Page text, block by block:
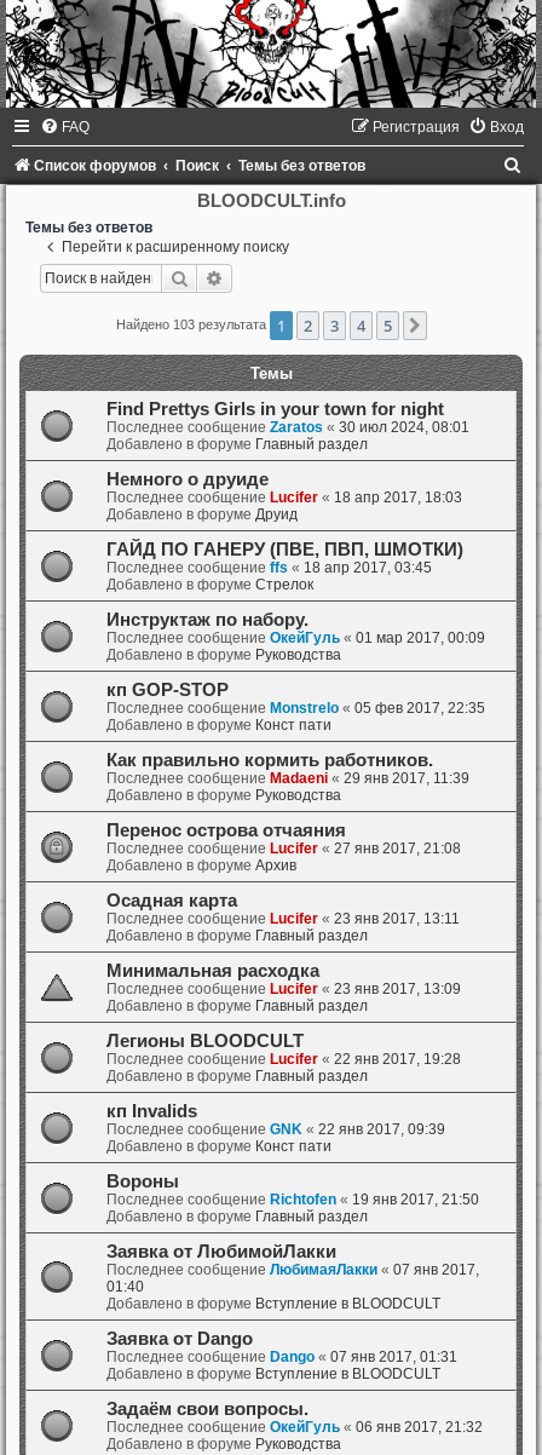
FAQ Вход
Регистрация
Список форумов Поиск Темы без ответов
BLOODCULT.info
Темы без ответов
Перейти к расширенному поиску
Поиск
Найдено 103 результата 1 2 3 4 5
Темы
Find Prettys Girls in your town for night
Последнее сообщение Zaratos « 30 июл 2024, 08:01
Добавлено в форуме Главный раздел
Немного о друиде
Последнее сообщение Lucifer « 18 апр 2017, 18:03
Добавлено в форуме Друид
ГАЙД ПО ГАНЕРУ (ПВЕ, ПВП, ШМОТКИ)
Последнее сообщение ffs « 18 апр 2017, 03:45
Добавлено в форуме Стрелок
Инструктаж по набору.
Последнее сообщение ОкейГуль « 01 мар 2017, 00:09
Добавлено в форуме Руководства
кп GOP-STOP
Последнее сообщение Monstrelo « 05 фев 2017, 22:35
Добавлено в форуме Конст пати
Как правильно кормить работников.
Последнее сообщение Madaeni « 29 янв 2017, 11:39
Добавлено в форуме Руководства
Перенос острова отчаяния
Последнее сообщение Lucifer « 27 янв 2017, 21:08
Добавлено в форуме Архив
Осадная карта
Последнее сообщение Lucifer « 23 янв 2017, 13:11
Добавлено в форуме Главный раздел
Минимальная расходка
Последнее сообщение Lucifer « 23 янв 2017, 13:09
Добавлено в форуме Главный раздел
Легионы BLOODCULT
Последнее сообщение Lucifer « 22 янв 2017, 19:28
Добавлено в форуме Главный раздел
кп Invalids
Последнее сообщение GNK « 22 янв 2017, 09:39
Добавлено в форуме Конст пати
Вороны
Последнее сообщение Richtofen « 19 янв 2017, 21:50
Добавлено в форуме Главный раздел
Заявка от ЛюбимойЛакки
Последнее сообщение ЛюбимаяЛакки « 07 янв 2017,
01:40
Добавлено в форуме Вступление в BLOODCULT
Заявка от Dango
Последнее сообщение Dango « 07 янв 2017, 01:31
Добавлено в форуме Вступление в BLOODCULT
Задаём свои вопросы.
Последнее сообщение ОкейГуль « 06 янв 2017, 21:32
Добавлено в форуме Руководства